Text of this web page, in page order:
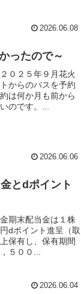
2026.06.08
ったので～
０２５年９月花火
からのバスを予約
は何か月も前から
のです。...
2026.06.06
とdポイント
期末配当金は１株
dポイント進呈（取
保有し、保有期間
５００...
2026.06.04